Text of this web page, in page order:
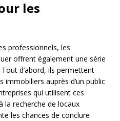
les
professionnels, les
offrent également une série
d’abord, ils permettent
immobiliers auprès d’un public
qui utilisent ces
la recherche de locaux
les chances de conclure